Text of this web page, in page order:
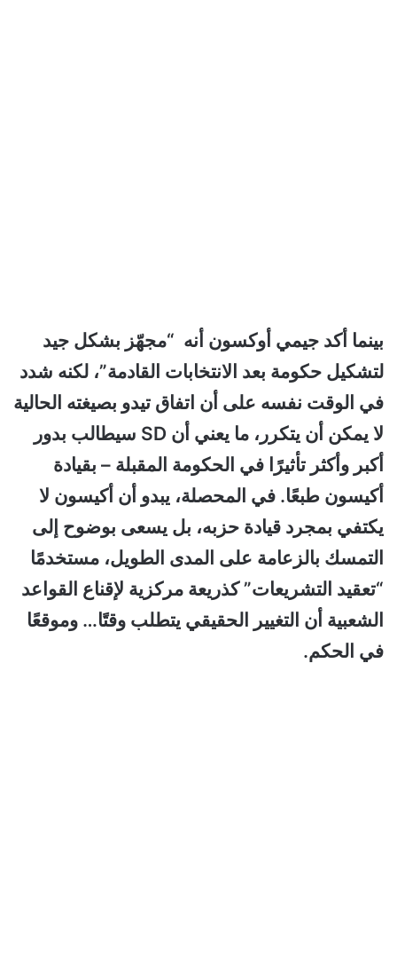
بينما أكد جيمي أوكسون أنه “مجهّز بشكل جيد
لتشكيل حكومة بعد الانتخابات القادمة”، لكنه شدد
في الوقت نفسه على أن اتفاق تيدو بصيغته الحالية
لا يمكن أن يتكرر، ما يعني أن SD سيطالب بدور
أكبر وأكثر تأثيرًا في الحكومة المقبلة – بقيادة
أكيسون طبعًا. في المحصلة، يبدو أن أكيسون لا
يكتفي بمجرد قيادة حزبه، بل يسعى بوضوح إلى
التمسك بالزعامة على المدى الطويل، مستخدمًا
“تعقيد التشريعات” كذريعة مركزية لإقناع القواعد
الشعبية أن التغيير الحقيقي يتطلب وقتًا… وموقعًا
في الحكم.